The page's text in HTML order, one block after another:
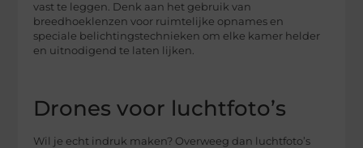
vast te leggen. Denk aan het gebruik van
breedhoeklenzen voor ruimtelijke opnames en
speciale belichtingstechnieken om elke kamer helder
en uitnodigend te laten lijken.
Drones voor luchtfoto’s
Wil je echt indruk maken? Overweeg dan luchtfoto’s